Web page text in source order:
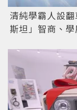
清純學霸人設
斯坦」智商、